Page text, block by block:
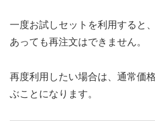
一度お試しセットを利用すると
あっても再注文はできません。
再度利用したい場合は、通常価
ぶことになります。